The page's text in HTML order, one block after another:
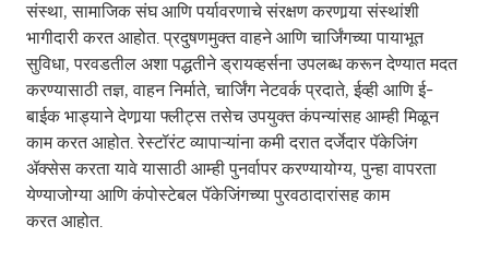
संस्था, सामाजिक संघ आणि पर्यावरणाचे संरक्षण करणार्‍या संस्थांशी
भागीदारी करत आहोत. प्रदुषणमुक्त वाहने आणि चार्जिंगच्या पायाभूत
सुविधा, परवडतील अशा पद्धतीने ड्रायव्हर्सना उपलब्ध करून देण्यात मदत
करण्यासाठी तज्ञ, वाहन निर्माते, चार्जिंग नेटवर्क प्रदाते, ईव्ही आणि ई-
बाईक भाड्याने देणार्‍या फ्लीट्स तसेच उपयुक्त कंपन्यांसह आम्ही मिळून
काम करत आहोत. रेस्टॉरंट व्यापाऱ्यांना कमी दरात दर्जेदार पॅकेजिंग
ॲक्सेस करता यावे यासाठी आम्ही पुनर्वापर करण्यायोग्य, पुन्हा वापरता
येण्याजोग्या आणि कंपोस्टेबल पॅकेजिंगच्या पुरवठादारांसह काम
करत आहोत.